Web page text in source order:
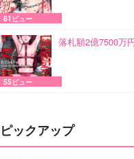
61ビュー
落札額2億7500万
55ビュー
ピックアップ